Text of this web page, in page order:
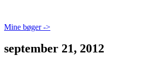
Mine bøger ->
september 21, 2012